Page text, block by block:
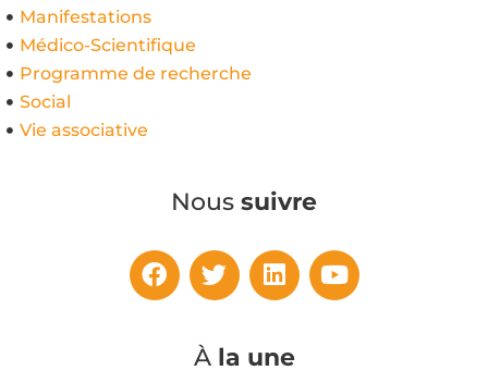
Manifestations
Médico-Scientifique
Programme de recherche
Social
Vie associative
Nous suivre
À la une